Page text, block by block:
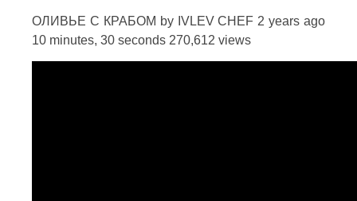
ОЛИВЬЕ С КРАБОМ by IVLEV CHEF 2 years ago
10 minutes, 30 seconds 270,612 views